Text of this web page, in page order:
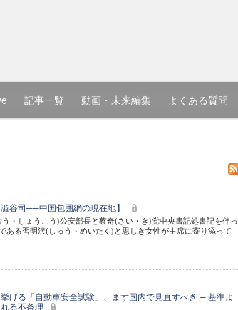
記事一覧 動画・未来編集 よくある質問
谷司──中国包囲網の現在地】
・しょうこう)公安部長と蔡奇(さい・き)党中央書記処書記を伴っ
ある習明沢(しゅう・めいたく)と思しき女性が主席に寄り添って
げる「自動車安全試験」、まず国内で見直すべき ─ 基準よ
る不条理